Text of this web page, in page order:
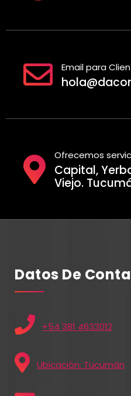
Email para
Ofrecemos
Capital,
Viejo.
Datos De
+54 381 4633012
Ubicación: Tucumán